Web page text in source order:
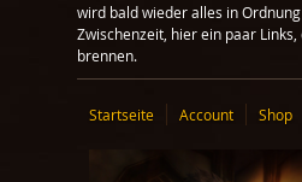
wird bald wieder alles in
Zwischenzeit, hier ein paar
brennen.
Startseite Account Shop